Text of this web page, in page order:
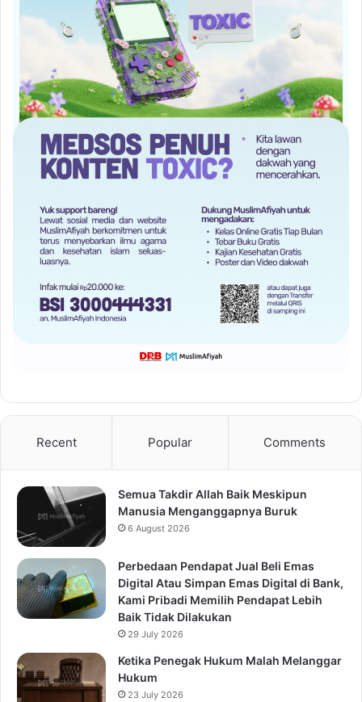
Recent Popular Comments
Semua Takdir Allah Baik Meskipun
Manusia Menganggapnya Buruk
6 August 2026
Perbedaan Pendapat Jual Beli Emas
Digital Atau Simpan Emas Digital di Bank,
Kami Pribadi Memilih Pendapat Lebih
Baik Tidak Dilakukan
29 July 2026
Ketika Penegak Hukum Malah Melanggar
Hukum
23 July 2026